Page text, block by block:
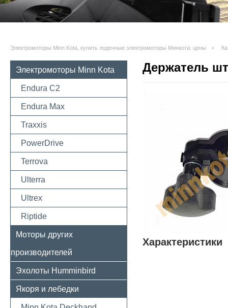
Электромоторы Minn Kota, купить лодочные электромоторы Минкота: цены
Электромоторы Minn Kota
Endura C2
Endura Max
Traxxis
PowerDrive
Terrova
Ulterra
Ultrex
Riptide
Моторы других
производителей
Эхолоты Humminbird
Якоря и лебедки
Держатель
Характеристики